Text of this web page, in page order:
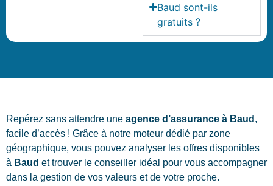
Baud sont-ils
gratuits ?
Repérez sans attendre une agence d’assurance à Baud ,
facile d’accès ! Grâce à notre moteur dédié par zone
géographique, vous pouvez analyser les offres disponibles
à Baud et trouver le conseiller idéal pour vous accompagner
dans la gestion de vos valeurs et de votre proche.